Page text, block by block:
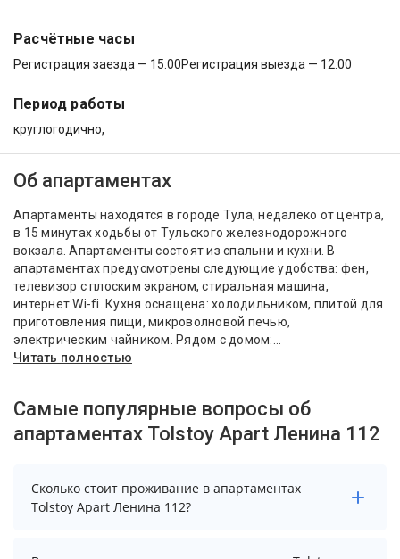
Расчётные часы
Регистрация заезда — 15:00Регистрация выезда — 12:00
Период работы
круглогодично,
Об апартаментах
Апартаменты находятся в городе Тула, недалеко от центра,
в 15 минутах ходьбы от Тульского железнодорожного
вокзала. Апартаменты состоят из спальни и кухни. В
апартаментах предусмотрены следующие удобства: фен,
телевизор с плоским экраном, стиральная машина,
интернет Wi-fi. Кухня оснащена: холодильником, плитой для
приготовления пищи, микроволновой печью,
электрическим чайником. Рядом с домом:...
Читать полностью
Самые популярные вопросы об
апартаментах Tolstoy Apart Ленина 112
Сколько стоит проживание в апартаментах
Tolstoy Apart Ленина 112?
Чтобы увидеть актуальные цены на проживание в